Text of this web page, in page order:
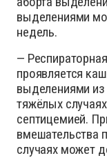
выделениями
недель.
—
проявляется
выделениями из
тяжёлых
септицемией.
вмешательства
случаях может